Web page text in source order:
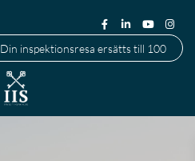
Din inspektionsresa ersätts till 100